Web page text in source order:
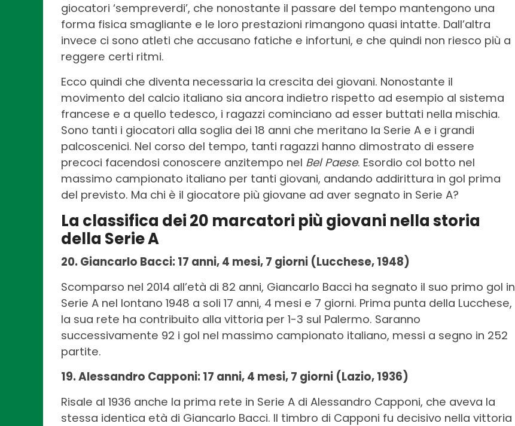
giocatori ‘sempreverdi’, che nonostante il passare del tempo mantengono una
forma fisica smagliante e le loro prestazioni rimangono quasi intatte. Dall’altra
invece ci sono atleti che accusano fatiche e infortuni, e che quindi non riesco più a
reggere certi ritmi.
Ecco quindi che diventa necessaria la crescita dei giovani. Nonostante il
movimento del calcio italiano sia ancora indietro rispetto ad esempio al sistema
francese e a quello tedesco, i ragazzi cominciano ad esser buttati nella mischia.
Sono tanti i giocatori alla soglia dei 18 anni che meritano la Serie A e i grandi
palcoscenici. Nel corso del tempo, tanti ragazzi hanno dimostrato di essere
precoci facendosi conoscere anzitempo nel Bel Paese. Esordio col botto nel
massimo campionato italiano per tanti giovani, andando addirittura in gol prima
del previsto. Ma chi è il giocatore più giovane ad aver segnato in Serie A?
La classifica dei 20 marcatori più giovani nella storia
della Serie A
20. Giancarlo Bacci: 17 anni, 4 mesi, 7 giorni (Lucchese, 1948)
Scomparso nel 2014 all’età di 82 anni, Giancarlo Bacci ha segnato il suo primo gol in
Serie A nel lontano 1948 a soli 17 anni, 4 mesi e 7 giorni. Prima punta della Lucchese,
la sua rete ha contribuito alla vittoria per 1-3 sul Palermo. Saranno
successivamente 92 i gol nel massimo campionato italiano, messi a segno in 252
partite.
19. Alessandro Capponi: 17 anni, 4 mesi, 7 giorni (Lazio, 1936)
Risale al 1936 anche la prima rete in Serie A di Alessandro Capponi, che aveva la
stessa identica età di Giancarlo Bacci. Il timbro di Capponi fu decisivo nella vittoria